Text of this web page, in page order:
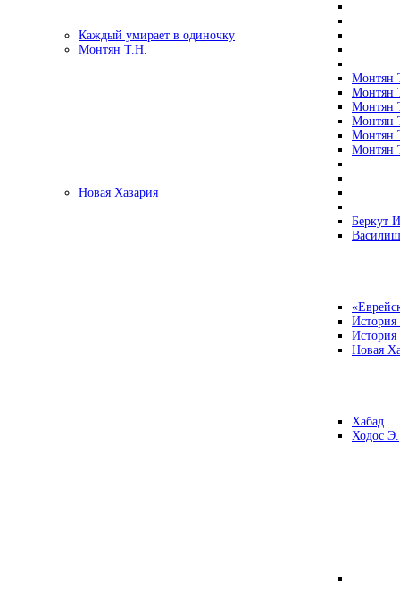
Каждый умирает в одиночку
Монтян Т.Н.
Монтян
Монтян
Монтян
Монтян
Монтян
Монтян
Новая Хазария
Беркут
Новая
Хабад
Ходос Э.